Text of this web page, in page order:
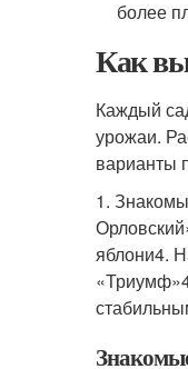
более
Как
Каждый
урожаи.
варианты
1.
яблони4.